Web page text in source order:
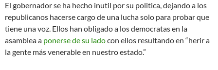
El gobernador se ha hecho inutil por su politica, dejando a los
republicanos hacerse cargo de una lucha solo para probar que
tiene una voz. Ellos han obligado a los democratas en la
asamblea a ponerse de su ladocon ellos resultando en “herir a
la gente más venerable en nuestro estado.”